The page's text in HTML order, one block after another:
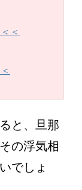
＜
と、旦那
の浮気相
でしょ